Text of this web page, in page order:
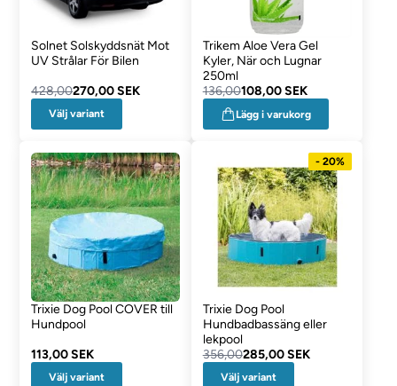
Solnet Solskyddsnät Mot
UV Strålar För Bilen
428,00270,00 SEK
Välj variant
Trikem Aloe Vera Gel
Kyler, När och Lugnar
250ml
136,00108,00 SEK
Lägg i varukorg
Trixie Dog Pool COVER till
Hundpool
113,00 SEK
Välj variant
- 20%
Trixie Dog Pool
Hundbadbassäng eller
lekpool
356,00285,00 SEK
Välj variant